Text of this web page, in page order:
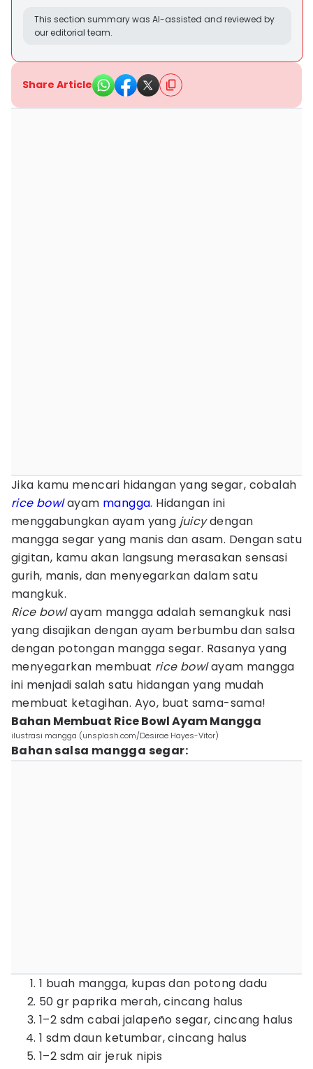
This section summary was AI-assisted and reviewed by
our editorial team.
Share Article
Jika kamu mencari hidangan yang segar, cobalah
rice bowlayam mangga. Hidangan ini
menggabungkan ayam yang juicydengan
mangga segar yang manis dan asam. Dengan satu
gigitan, kamu akan langsung merasakan sensasi
gurih, manis, dan menyegarkan dalam satu
mangkuk.
Rice bowlayam mangga adalah semangkuk nasi
yang disajikan dengan ayam berbumbu dan salsa
dengan potongan mangga segar. Rasanya yang
menyegarkan membuat rice bowlayam mangga
ini menjadi salah satu hidangan yang mudah
membuat ketagihan. Ayo, buat sama-sama!
Bahan Membuat Rice Bowl Ayam Mangga
ilustrasi mangga (unsplash.com/Desirae Hayes-Vitor)
Bahan salsa mangga segar:
1 buah mangga, kupas dan potong dadu
50 gr paprika merah, cincang halus
1–2 sdm cabai jalapeño segar, cincang halus
1 sdm daun ketumbar, cincang halus
1–2 sdm air jeruk nipis